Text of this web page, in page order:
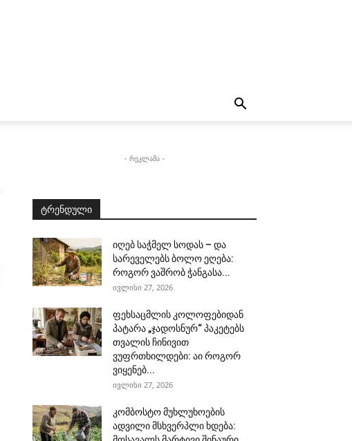
- რეკლამა -
ტრენდული
იღებ საჭმელ სოდას – და
სარეველებს ბოლო ეღება:
როგორ ვაშრობ ჭანგასა...
ივლისი 27, 2026
ფეხსაცმლის კოლოფებიდან
პატარა „ჯადოსნურ“ პაკეტებს
თვალის ჩინივით
ვუფრთხილდები: აი როგორ
ვიყენებ...
ივლისი 27, 2026
კომბოსტო მუხლუხოების
ადვილი მსხვერპლი ხდება: